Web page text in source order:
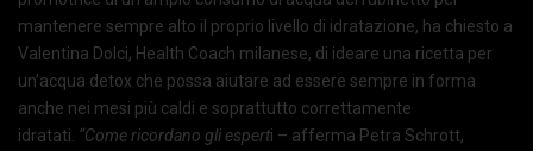
mantenere sempre alto il proprio livello di idratazione, ha chiesto a
Valentina Dolci, Health Coach milanese, di ideare una ricetta per
un’acqua detox che possa aiutare ad essere sempre in forma
anche nei mesi più caldi e soprattutto correttamente
idratati. “Come ricordano gli esperti – afferma Petra Schrott,